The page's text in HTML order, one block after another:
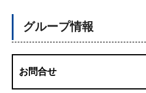
グループ情報
お問合せ